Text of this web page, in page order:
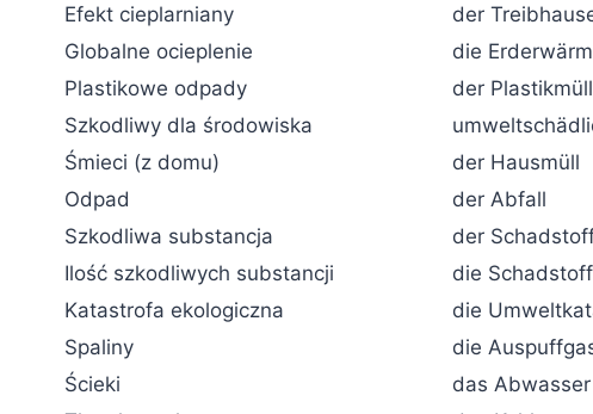
Efekt cieplarniany
der
Globalne ocieplenie
die
Plastikowe odpady
der Plastikmüll
Szkodliwy dla środowiska
Śmieci (z domu)
der Hausmüll
Odpad
der Abfall
Szkodliwa substancja
der
Ilość szkodliwych substancji
die
Katastrofa ekologiczna
die
Spaliny
die
Ścieki
das Abwasser